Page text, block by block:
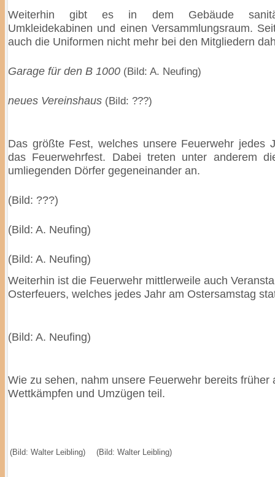
Weiterhin gibt es in dem Gebäude
Umkleidekabinen und einen Versammlungsraum.
auch die Uniformen nicht mehr bei den Mitgliedern
Garage für den B 1000 (Bild: A. Neufing)
neues Vereinshaus (Bild: ???)
Das größte Fest, welches unsere Feuerwehr jedes
das Feuerwehrfest. Dabei treten unter anderem
umliegenden Dörfer gegeneinander an.
(Bild: ???)
(Bild: A. Neufing)
(Bild: A. Neufing)
Weiterhin ist die Feuerwehr mittlerweile auch
Osterfeuers, welches jedes Jahr am Ostersamstag
(Bild: A. Neufing)
Wie zu sehen, nahm unsere Feuerwehr bereits früher
Wettkämpfen und Umzügen teil.
(Bild: Walter Leibling) (Bild: Walter Leibling)